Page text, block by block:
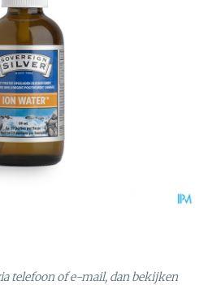
telefoon of e-mail, dan bekijken